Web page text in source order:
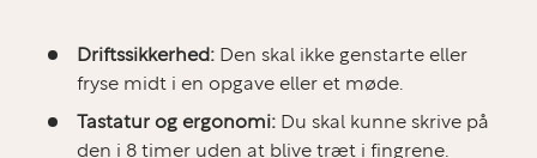
Driftssikkerhed: Den skal ikke genstarte eller
fryse midt i en opgave eller et møde.
Tastatur og ergonomi: Du skal kunne skrive på
den i 8 timer uden at blive træt i fingrene.